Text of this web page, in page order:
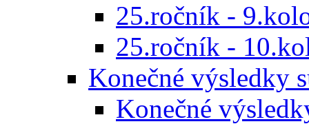
25.ročník -
25.ročník -
Konečné výsledky
Konečné